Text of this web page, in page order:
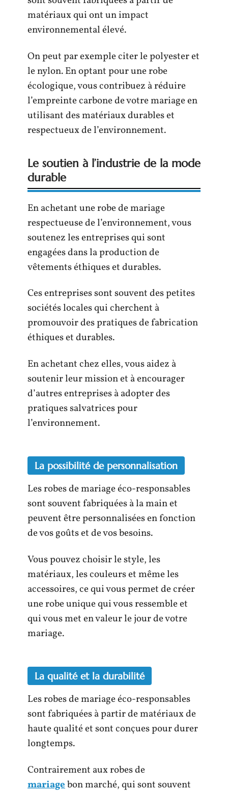
matériaux qui ont un impact
environnemental élevé.
On peut par exemple citer le polyester et
le nylon. En optant pour une robe
écologique, vous contribuez à réduire
l’empreinte carbone de votre mariage en
utilisant des matériaux durables et
respectueux de l’environnement.
Le soutien à l’industrie de la mode
durable
En achetant une robe de mariage
respectueuse de l’environnement, vous
soutenez les entreprises qui sont
engagées dans la production de
vêtements éthiques et durables.
Ces entreprises sont souvent des petites
sociétés locales qui cherchent à
promouvoir des pratiques de fabrication
éthiques et durables.
En achetant chez elles, vous aidez à
soutenir leur mission et à encourager
d’autres entreprises à adopter des
pratiques salvatrices pour
l’environnement.
La possibilité de personnalisation
Les robes de mariage éco-responsables
sont souvent fabriquées à la main et
peuvent être personnalisées en fonction
de vos goûts et de vos besoins.
Vous pouvez choisir le style, les
matériaux, les couleurs et même les
accessoires, ce qui vous permet de créer
une robe unique qui vous ressemble et
qui vous met en valeur le jour de votre
mariage.
La qualité et la durabilité
Les robes de mariage éco-responsables
sont fabriquées à partir de matériaux de
haute qualité et sont conçues pour durer
longtemps.
Contrairement aux robes de
mariagebon marché, qui sont souvent